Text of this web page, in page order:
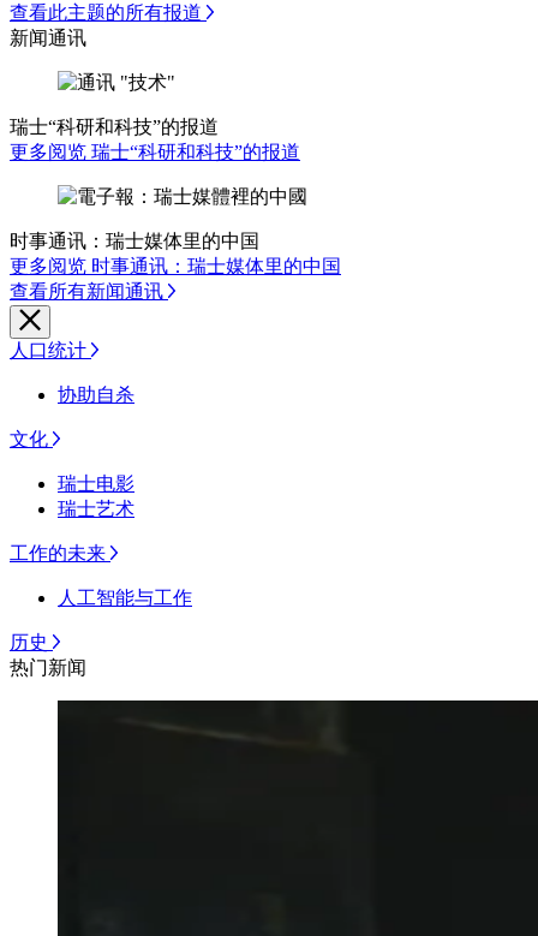
查看此主题的所有报道
新闻通讯
瑞士“科研和科技”的报道
更多阅览 瑞士“科研和科技”的报道
时事通讯：瑞士媒体里的中国
更多阅览 时事通讯：瑞士媒体里的中国
查看所有新闻通讯
人口统计
协助自杀
文化
瑞士电影
瑞士艺术
工作的未来
人工智能与工作
历史
热门新闻